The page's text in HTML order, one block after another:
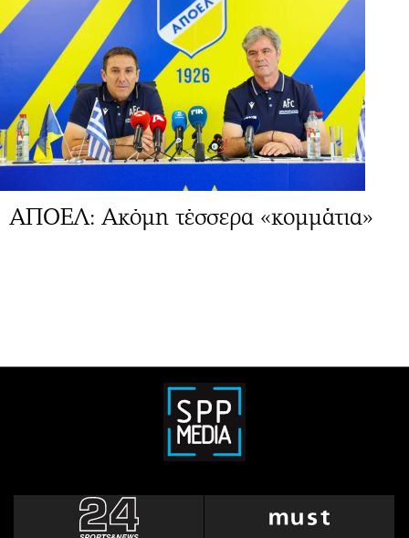
ΑΠΟΕΛ: Ακόμη τέσσερα «κομμάτια»